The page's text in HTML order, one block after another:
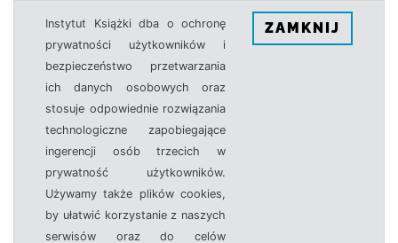
Instytut Książki dba o ochronę
prywatności użytkowników i
bezpieczeństwo przetwarzania
ich danych osobowych oraz
stosuje odpowiednie rozwiązania
technologiczne zapobiegające
ingerencji osób trzecich w
prywatność użytkowników.
Używamy także plików cookies,
by ułatwić korzystanie z naszych
serwisów oraz do celów
ZAMKNIJ